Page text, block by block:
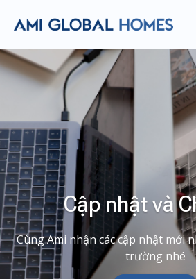
Cập nhật và
Cùng Ami nhận các cập nhật mới
trường nhé